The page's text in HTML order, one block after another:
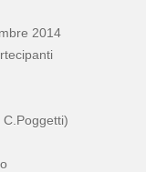
2014
C.Poggetti)